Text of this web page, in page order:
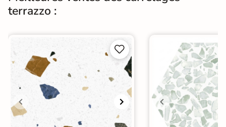
Carrelage sol cuisine
Carrelage salon moderne
|
Carrelage Chambre
Carrelage WC
terrazzo :

